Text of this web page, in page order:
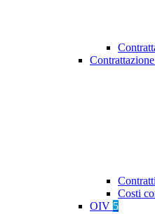
Costi
OIV 5